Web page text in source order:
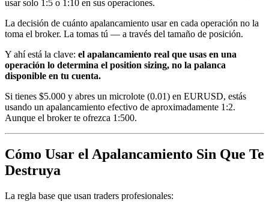
usar solo 1:5 o 1:10 en sus operaciones.
La decisión de cuánto apalancamiento usar en cada operación no la
toma el broker. La tomas tú — a través del tamaño de posición.
Y ahí está la clave: el apalancamiento real que usas en una
operación lo determina el position sizing, no la palanca
disponible en tu cuenta.
Si tienes $5.000 y abres un microlote (0.01) en EURUSD, estás
usando un apalancamiento efectivo de aproximadamente 1:2.
Aunque el broker te ofrezca 1:500.
Cómo Usar el Apalancamiento Sin Que Te
Destruya
La regla base que usan traders profesionales: